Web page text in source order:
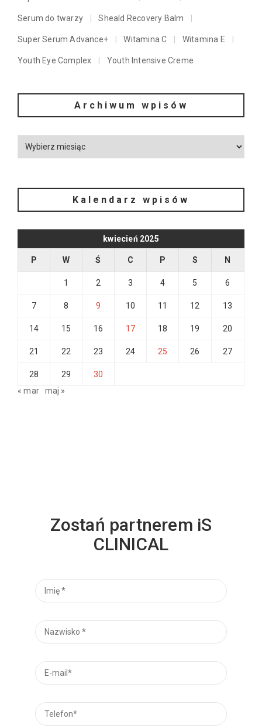
Serum do twarzy Sheald Recovery Balm
Super Serum Advance+ Witamina C Witamina E
Youth Eye Complex Youth Intensive Creme
Archiwum wpisów
Kalendarz wpisów
kwiecień 2025
P W Ś C P S N
1 2 3 4 5 6
7 8 9 10 11 12 13
14 15 16 17 18 19 20
21 22 23 24 25 26 27
28 29
30
« mar
maj »
Zostań partnerem iS
CLINICAL